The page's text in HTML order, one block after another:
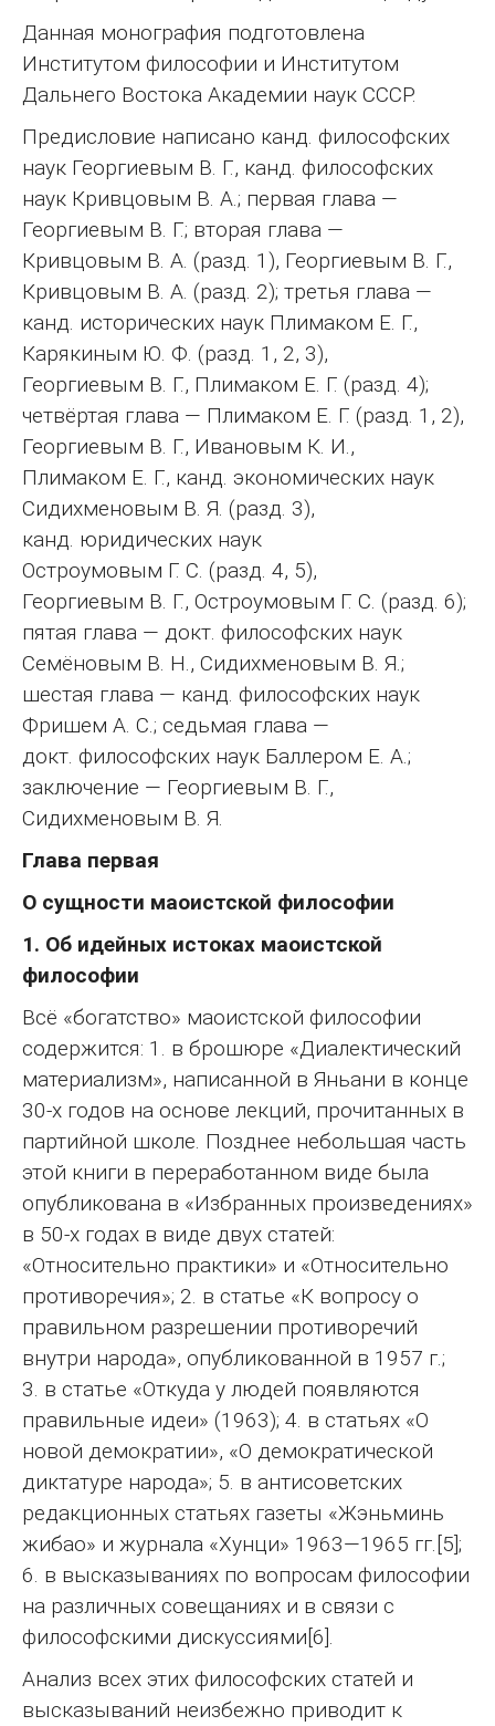
Данная монография подготовлена
Институтом философии и Институтом
Дальнего Востока Академии наук СССР.
Предисловие написано канд. философских
наук Георгиевым В. Г., канд. философских
наук Кривцовым В. А.; первая глава —
Георгиевым В. Г.; вторая глава —
Кривцовым В. А. (разд. 1), Георгиевым В. Г.,
Кривцовым В. А. (разд. 2); третья глава —
канд. исторических наук Плимаком Е. Г.,
Карякиным Ю. Ф. (разд. 1, 2, 3),
Георгиевым В. Г., Плимаком Е. Г. (разд. 4);
четвёртая глава — Плимаком Е. Г. (разд. 1, 2),
Георгиевым В. Г., Ивановым К. И.,
Плимаком Е. Г., канд. экономических наук
Сидихменовым В. Я. (разд. 3),
канд. юридических наук
Остроумовым Г. С. (разд. 4, 5),
Георгиевым В. Г., Остроумовым Г. С. (разд. 6);
пятая глава — докт. философских наук
Семёновым В. Н., Сидихменовым В. Я.;
шестая глава — канд. философских наук
Фришем А. С.; седьмая глава —
докт. философских наук Баллером Е. А.;
заключение — Георгиевым В. Г.,
Сидихменовым В. Я.
Глава первая
О сущности маоистской философии
1. Об идейных истоках маоистской
философии
Всё «богатство» маоистской философии
содержится: 1. в брошюре «Диалектический
материализм», написанной в Яньани в конце
30‑х годов на основе лекций, прочитанных в
партийной школе. Позднее небольшая часть
этой книги в переработанном виде была
опубликована в «Избранных произведениях»
в 50‑х годах в виде двух статей:
«Относительно практики» и «Относительно
противоречия»; 2. в статье «К вопросу о
правильном разрешении противоречий
внутри народа», опубликованной в 1957 г.;
3. в статье «Откуда у людей появляются
правильные идеи» (1963); 4. в статьях «О
новой демократии», «О демократической
диктатуре народа»; 5. в антисоветских
редакционных статьях газеты «Жэньминь
жибао» и журнала «Хунци» 1963—1965 гг.[5];
6. в высказываниях по вопросам философии
на различных совещаниях и в связи с
философскими дискуссиями[6].
Анализ всех этих философских статей и
высказываний неизбежно приводит к